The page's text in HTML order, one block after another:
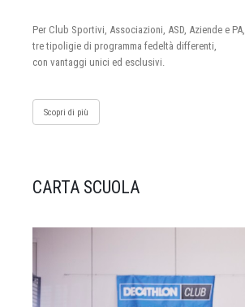
Per Club Sportivi, Associazioni, ASD, Aziende e PA,
tre tipoligie di programma fedeltà differenti,
con vantaggi unici ed esclusivi.
Scopri di più
CARTA SCUOLA